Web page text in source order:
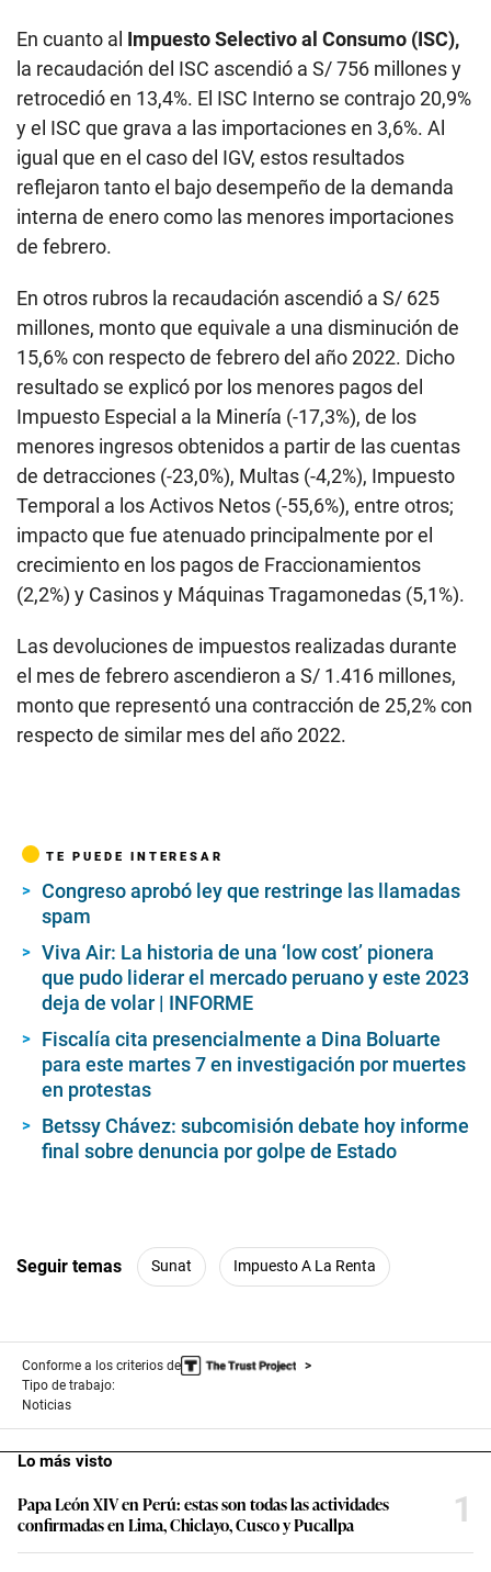
En cuanto al Impuesto Selectivo al Consumo (ISC),
la recaudación del ISC ascendió a S/ 756 millones y
retrocedió en 13,4%. El ISC Interno se contrajo 20,9%
y el ISC que grava a las importaciones en 3,6%. Al
igual que en el caso del IGV, estos resultados
reflejaron tanto el bajo desempeño de la demanda
interna de enero como las menores importaciones
de febrero.
En otros rubros la recaudación ascendió a S/ 625
millones, monto que equivale a una disminución de
15,6% con respecto de febrero del año 2022. Dicho
resultado se explicó por los menores pagos del
Impuesto Especial a la Minería (-17,3%), de los
menores ingresos obtenidos a partir de las cuentas
de detracciones (-23,0%), Multas (-4,2%), Impuesto
Temporal a los Activos Netos (-55,6%), entre otros;
impacto que fue atenuado principalmente por el
crecimiento en los pagos de Fraccionamientos
(2,2%) y Casinos y Máquinas Tragamonedas (5,1%).
Las devoluciones de impuestos realizadas durante
el mes de febrero ascendieron a S/ 1.416 millones,
monto que representó una contracción de 25,2% con
respecto de similar mes del año 2022.
TE PUEDE INTERESAR
Congreso aprobó ley que restringe las llamadas
spam
Viva Air: La historia de una ‘low cost’ pionera
que pudo liderar el mercado peruano y este 2023
deja de volar | INFORME
Fiscalía cita presencialmente a Dina Boluarte
para este martes 7 en investigación por muertes
en protestas
Betssy Chávez: subcomisión debate hoy informe
final sobre denuncia por golpe de Estado
Seguir temas Sunat Impuesto A La Renta
Conforme a los criterios de
Tipo de trabajo:
Noticias
Lo más visto
Papa León XIV en Perú: estas son todas las actividades
confirmadas en Lima, Chiclayo, Cusco y Pucallpa
1